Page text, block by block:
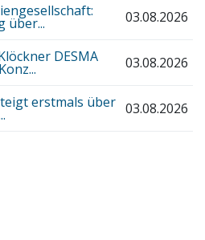
über... 03.08.2026
DESMA 03.08.2026
erstmals über 03.08.2026